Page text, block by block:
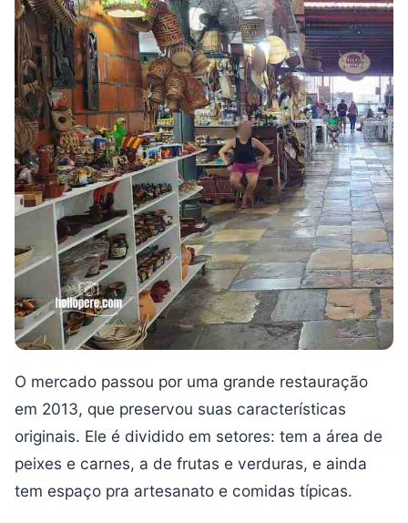
O mercado passou por uma grande restauração
em 2013, que preservou suas características
originais. Ele é dividido em setores: tem a área de
peixes e carnes, a de frutas e verduras, e ainda
tem espaço pra artesanato e comidas típicas.